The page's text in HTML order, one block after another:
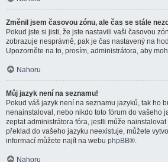
Změnil jsem časovou zónu, ale čas se stále
Pokud jste si jisti, že jste nastavili vaši časovou
zobrazuje nesprávně, pak je čas nastavený na
Upozorněte na to, prosím, administrátora, aby
Nahoru
Můj jazyk není na seznamu!
Pokud váš jazyk není na seznamu jazyků, tak ho
nenainstaloval, nebo nikdo toto fórum do vašeho
zeptat administrátora fóra, jestli může
překlad do vašeho jazyku neexistuje, můžete
informací můžete najít na webu phpBB®.
Nahoru